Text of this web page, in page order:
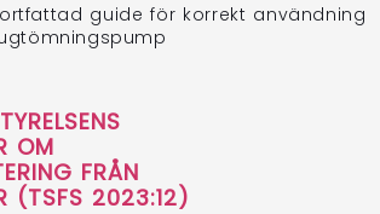
guide för korrekt användning
OM
FRÅN
(TSFS 2023:12)